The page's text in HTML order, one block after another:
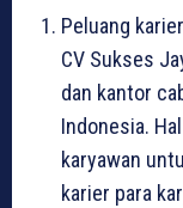
Peluang
CV Sukses
dan kantor
Indonesia.
karyawan
karier para